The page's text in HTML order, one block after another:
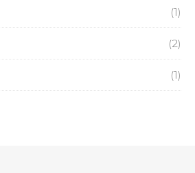
(1)
(2)
(1)